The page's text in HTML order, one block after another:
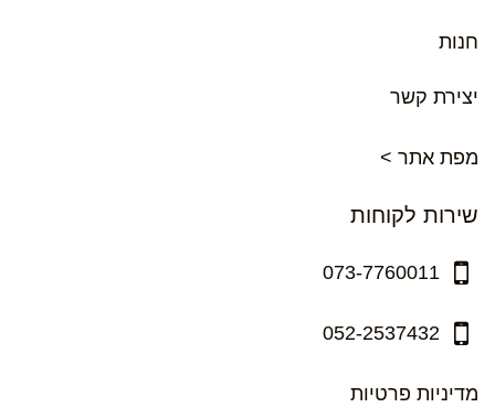
חנות
יצירת קשר
מפת אתר >
שירות לקוחות
073-7760011
052-2537432
מדיניות פרטיות